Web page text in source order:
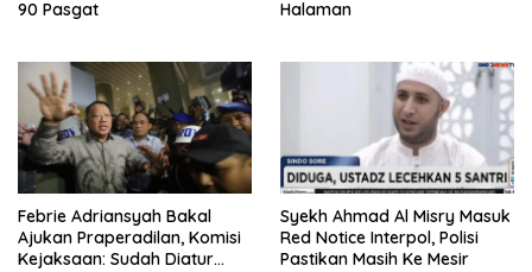
90 Pasgat Halaman
Febrie Adriansyah Bakal
Ajukan Praperadilan, Komisi
Kejaksaan: Sudah Diatur
Syekh Ahmad Al Misry Masuk
Red Notice Interpol, Polisi
Pastikan Masih Ke Mesir